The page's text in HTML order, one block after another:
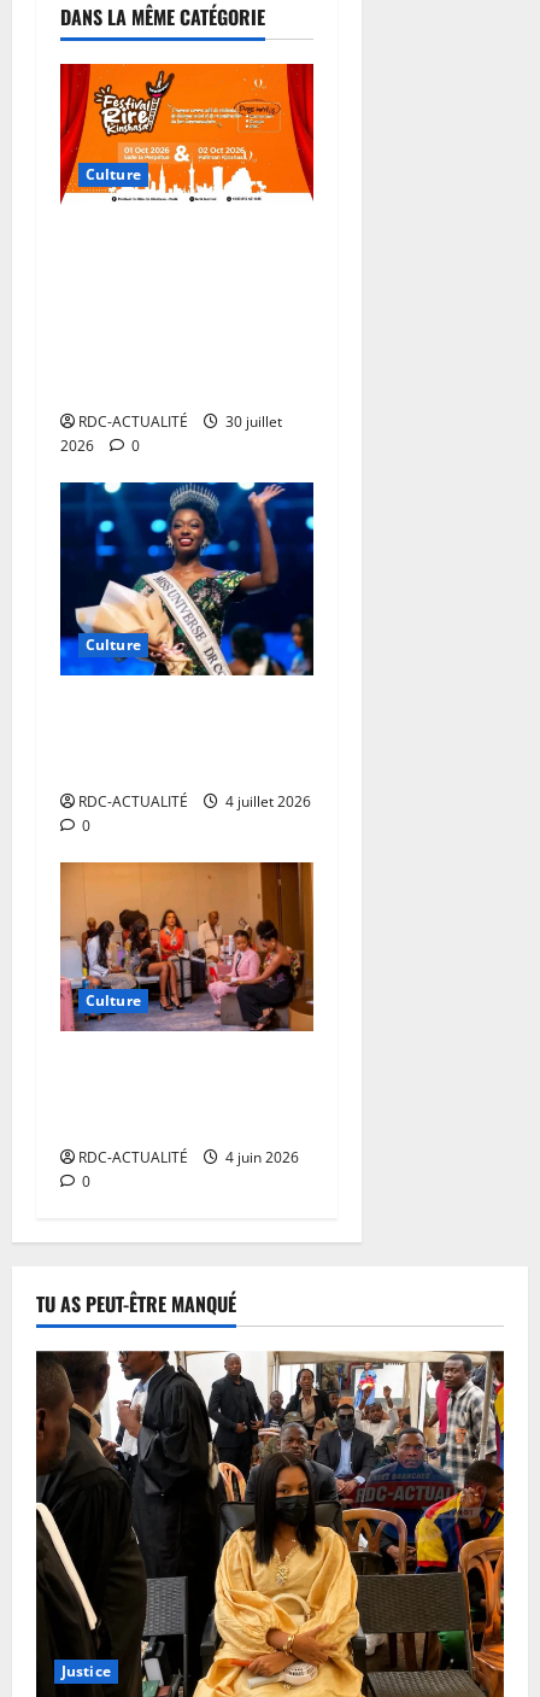
DANS LA MÊME CATÉGORIE
Culture
RDC-ACTUALITÉ
30 juillet
2026
0
Culture
RDC-ACTUALITÉ
4 juillet 2026
0
Culture
RDC-ACTUALITÉ
4 juin 2026
0
TU AS PEUT-ÊTRE MANQUÉ
Justice